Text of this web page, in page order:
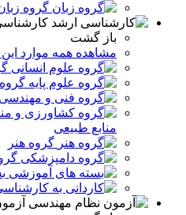
گروه
باز گشت
مشاهده همه موارد
منابع طبیعی
گروه هنر